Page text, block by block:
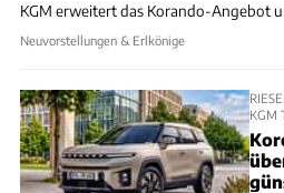
KGM erweitert das Korando-Angebot
Neuvorstellungen & Erlkönige
KGM